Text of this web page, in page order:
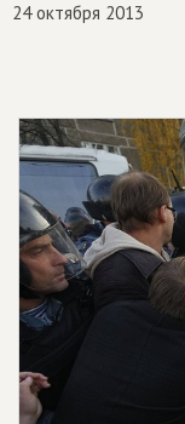
24 октября 2013